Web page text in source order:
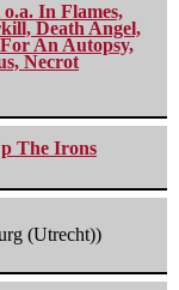
In Flames,
Death Angel,
An Autopsy,
Necrot
The Irons
(Utrecht))